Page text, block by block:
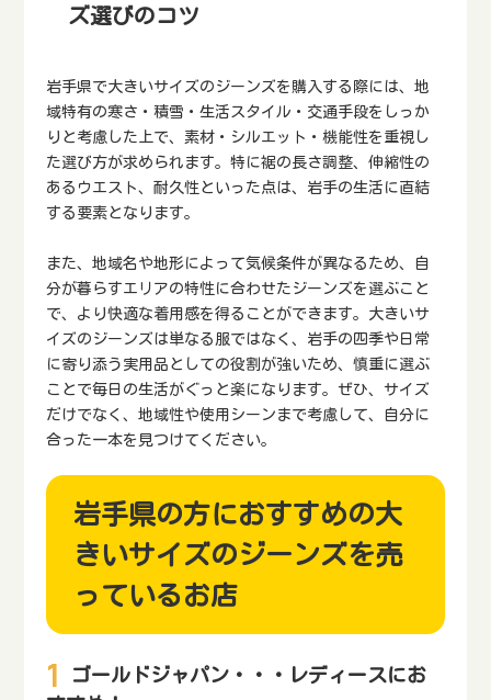
ズ選びのコツ
岩手県で大きいサイズのジーンズを購入する際には、地
域特有の寒さ・積雪・生活スタイル・交通手段をしっか
りと考慮した上で、素材・シルエット・機能性を重視し
た選び方が求められます。特に裾の長さ調整、伸縮性の
あるウエスト、耐久性といった点は、岩手の生活に直結
する要素となります。
また、地域名や地形によって気候条件が異なるため、自
分が暮らすエリアの特性に合わせたジーンズを選ぶこと
で、より快適な着用感を得ることができます。大きいサ
イズのジーンズは単なる服ではなく、岩手の四季や日常
に寄り添う実用品としての役割が強いため、慎重に選ぶ
ことで毎日の生活がぐっと楽になります。ぜひ、サイズ
だけでなく、地域性や使用シーンまで考慮して、自分に
合った一本を見つけてください。
岩手県の方におすすめの大
きいサイズのジーンズを売
っているお店
ゴールドジャパン・・・レディースにお